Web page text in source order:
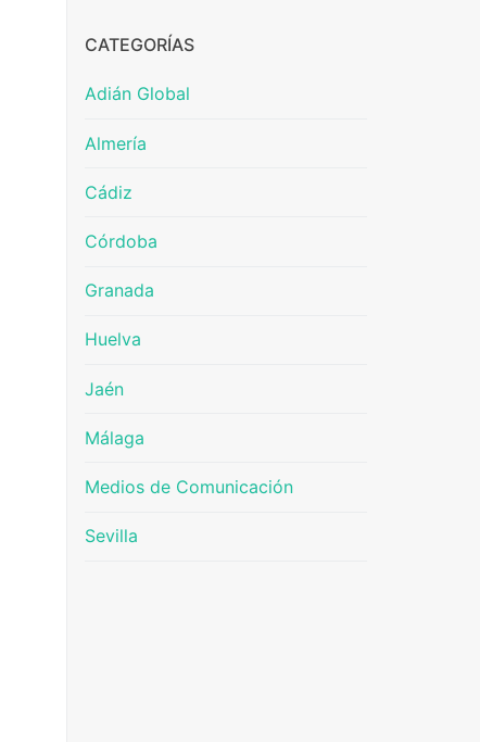
CATEGORÍAS
Adián Global
Almería
Cádiz
Córdoba
Granada
Huelva
Jaén
Málaga
Medios de Comunicación
Sevilla